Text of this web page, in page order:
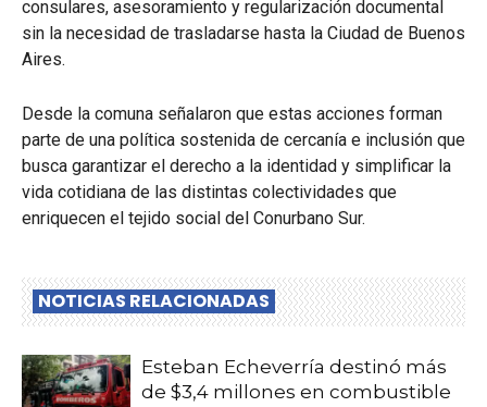
consulares, asesoramiento y regularización documental
sin la necesidad de trasladarse hasta la Ciudad de Buenos
Aires.
Desde la comuna señalaron que estas acciones forman
parte de una política sostenida de cercanía e inclusión que
busca garantizar el derecho a la identidad y simplificar la
vida cotidiana de las distintas colectividades que
enriquecen el tejido social del Conurbano Sur.
NOTICIAS RELACIONADAS
Esteban Echeverría destinó más
de $3,4 millones en combustible